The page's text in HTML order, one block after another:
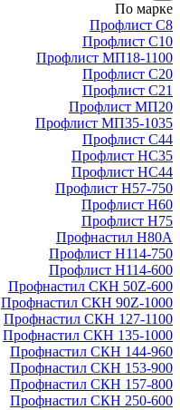
По марке
Профлист С8
Профлист С10
Профлист МП18-1100
Профлист С20
Профлист С21
Профлист МП20
Профлист МП35-1035
Профлист С44
Профлист НС35
Профлист НС44
Профлист Н57-750
Профлист Н60
Профлист Н75
Профнастил Н80А
Профлист Н114-750
Профлист Н114-600
Профнастил СКН 50Z-600
Профнастил СКН 90Z-1000
Профнастил СКН 127-1100
Профнастил СКН 135-1000
Профнастил СКН 144-960
Профнастил СКН 153-900
Профнастил СКН 157-800
Профнастил СКН 250-600